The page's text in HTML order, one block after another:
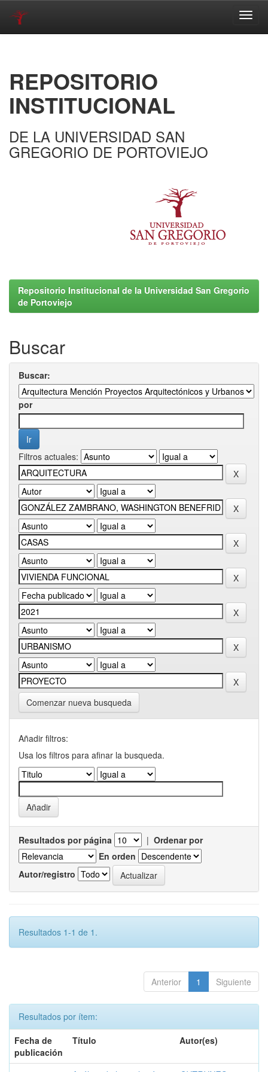
REPOSITORIO
INSTITUCIONAL
DE LA UNIVERSIDAD SAN
GREGORIO DE PORTOVIEJO
Repositorio Institucional de la Universidad San Gregorio
de Portoviejo
Buscar
Buscar:
por
Filtros actuales:
Comenzar nueva busqueda
Añadir filtros:
Usa los filtros para afinar la busqueda.
Resultados por página | Ordenar por
En orden
Autor/registro
Resultados 1-1 de 1.
Anterior 1 Siguiente
Resultados por ítem:
Fecha de
publicación
Título Autor(es)